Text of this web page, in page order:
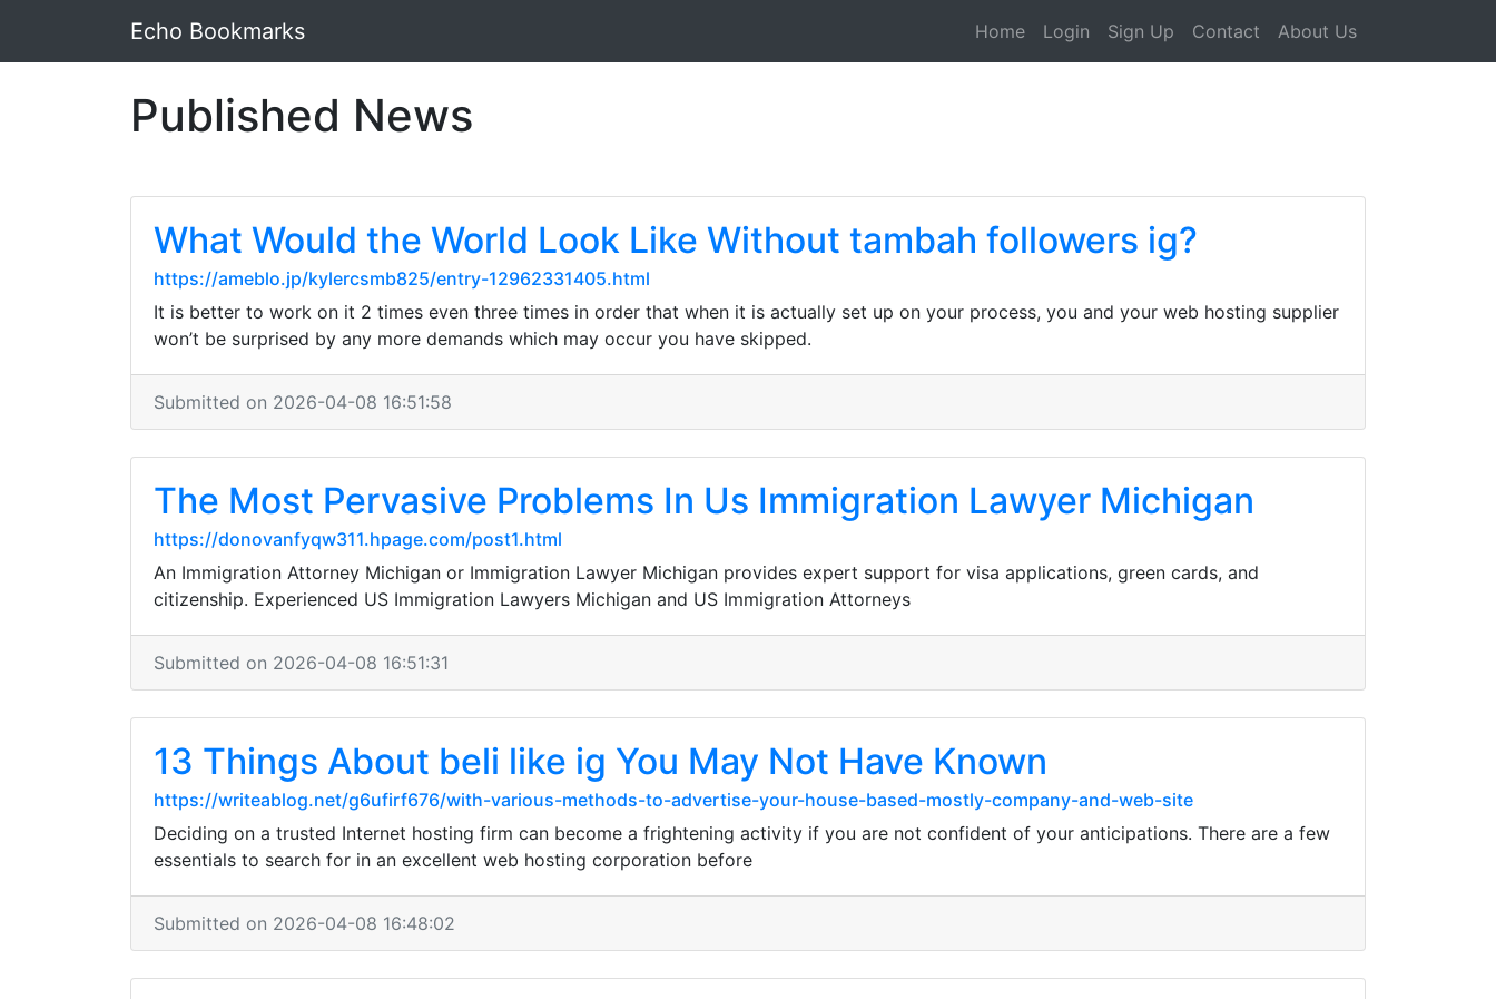
Echo Bookmarks Home Login Sign Up Contact About Us
Published News
What Would the World Look Like Without tambah followers ig?
https://ameblo.jp/kylercsmb825/entry-12962331405.html
It is better to work on it 2 times even three times in order that when it is actually set up on your process, you and your web hosting supplier
won’t be surprised by any more demands which may occur you have skipped.
Submitted on 2026-04-08 16:51:58
The Most Pervasive Problems In Us Immigration Lawyer Michigan
https://donovanfyqw311.hpage.com/post1.html
An Immigration Attorney Michigan or Immigration Lawyer Michigan provides expert support for visa applications, green cards, and
citizenship. Experienced US Immigration Lawyers Michigan and US Immigration Attorneys
Submitted on 2026-04-08 16:51:31
13 Things About beli like ig You May Not Have Known
https://writeablog.net/g6ufirf676/with-various-methods-to-advertise-your-house-based-mostly-company-and-web-site
Deciding on a trusted Internet hosting firm can become a frightening activity if you are not confident of your anticipations. There are a few
essentials to search for in an excellent web hosting corporation before
Submitted on 2026-04-08 16:48:02